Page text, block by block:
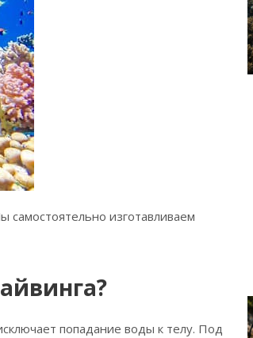
самостоятельно изготавливаем
попадание воды к телу. Под